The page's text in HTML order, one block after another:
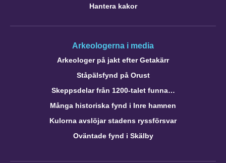
Hantera kakor
Arkeologerna i media
Arkeologer på jakt efter Getakärr
Ståpälsfynd på Orust
Skeppsdelar från 1200-talet funna…
Många historiska fynd i Inre hamnen
Kulorna avslöjar stadens ryssförsvar
Oväntade fynd i Skälby